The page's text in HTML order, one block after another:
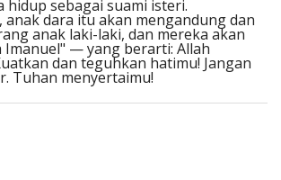
hidup sebagai suami isteri.
anak dara itu akan mengandung dan
anak laki-laki, dan mereka akan
Imanuel" — yang berarti: Allah
dan teguhkan hatimu! Jangan
Tuhan menyertaimu!